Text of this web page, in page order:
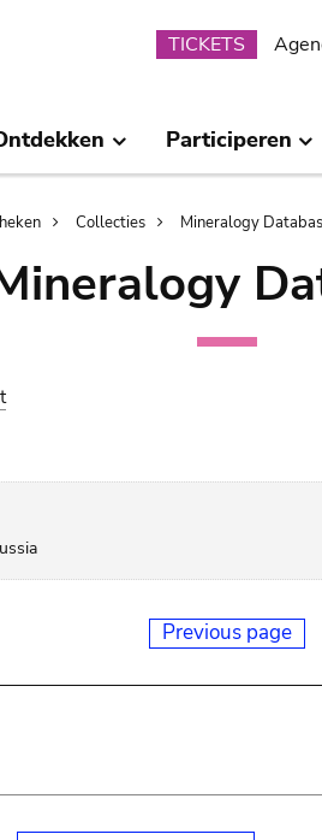
TICKETS
Participeren
Collecties Mineralogy
Previous page